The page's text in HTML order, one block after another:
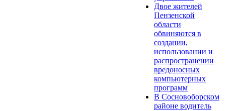
Двое жителей
Пензенской
области
обвиняются в
создании,
использовании и
распространении
вредоносных
компьютерных
программ
В Сосновоборском
районе водитель